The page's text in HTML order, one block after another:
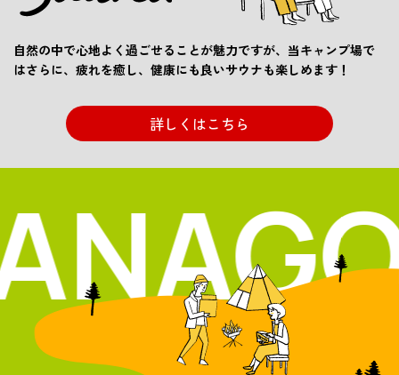
自然の中で心地よく過ごせることが魅力ですが、当キャンプ場で
はさらに、疲れを癒し、健康にも良いサウナも楽しめます！
詳しくはこちら